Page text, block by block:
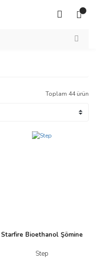
Toplam 44 ürün
Starfire Bioethanol Şömine
Step